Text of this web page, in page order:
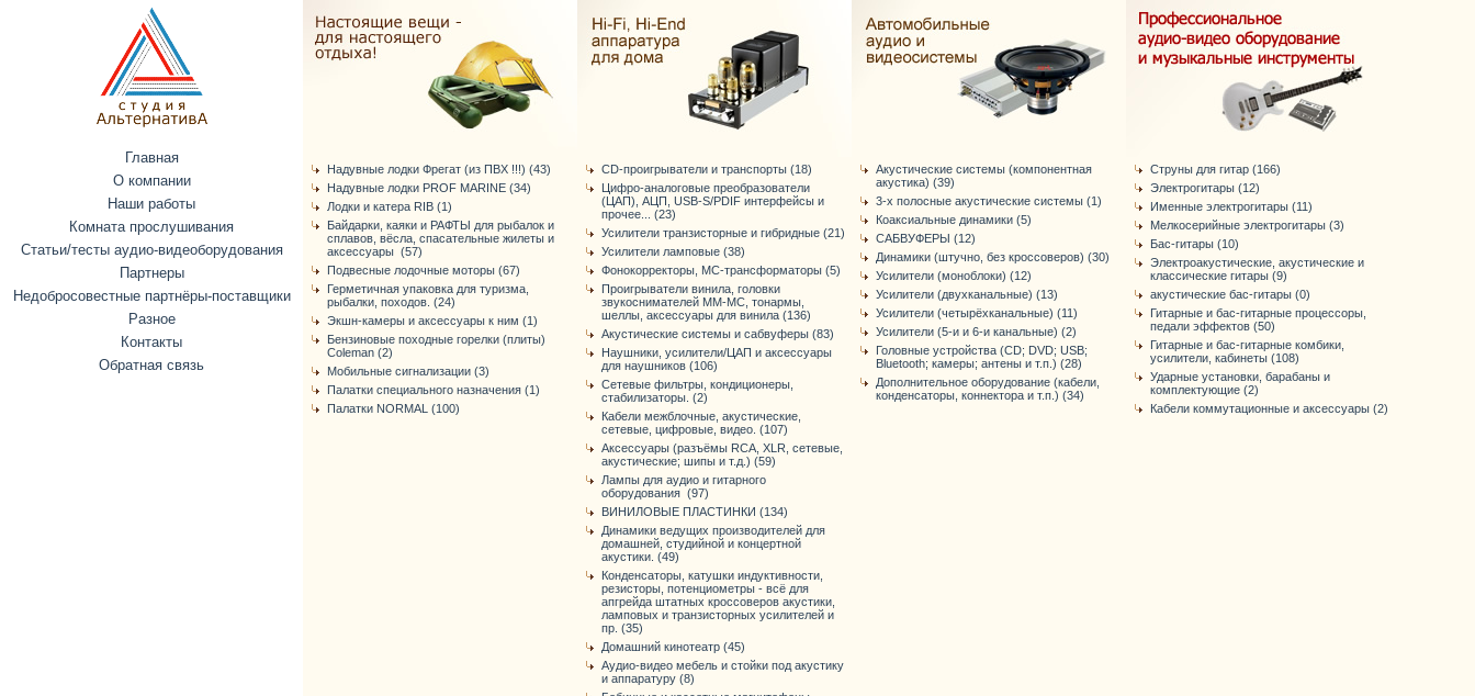
Главная
О компании
Наши работы
Комната прослушивания
Статьи/тесты аудио-видеоборудования
Партнеры
Недобросовестные партнёры-поставщики
Разное
Контакты
Обратная связь
Надувные лодки Фрегат (из ПВХ !!!) (43)
Надувные лодки PROF MARINE (34)
Лодки и катера RIB (1)
Байдарки, каяки и РАФТЫ для рыбалок и
сплавов, вёсла, спасательные жилеты и
аксессуары (57)
Подвесные лодочные моторы (67)
Герметичная упаковка для туризма,
рыбалки, походов. (24)
Экшн-камеры и аксессуары к ним (1)
Бензиновые походные горелки (плиты)
Coleman (2)
Мобильные сигнализации (3)
Палатки специального назначения (1)
Палатки NORMAL (100)
CD-проигрыватели и транспорты (18)
Цифро-аналоговые преобразователи
(ЦАП), АЦП, USB-S/PDIF интерфейсы и
прочее... (23)
Усилители транзисторные и гибридные (21)
Усилители ламповые (38)
Фонокорректоры, МС-трансформаторы (5)
Проигрыватели винила, головки
звукоснимателей ММ-МС, тонармы,
шеллы, аксессуары для винила (136)
Акустические системы и сабвуферы (83)
Наушники, усилители/ЦАП и аксессуары
для наушников (106)
Сетевые фильтры, кондиционеры,
стабилизаторы. (2)
Кабели межблочные, акустические,
сетевые, цифровые, видео. (107)
Аксессуары (разъёмы RCA, XLR, сетевые,
акустические; шипы и т.д.) (59)
Лампы для аудио и гитарного
оборудования (97)
ВИНИЛОВЫЕ ПЛАСТИНКИ (134)
Динамики ведущих производителей для
домашней, студийной и концертной
акустики. (49)
Конденсаторы, катушки индуктивности,
резисторы, потенциометры - всё для
апгрейда штатных кроссоверов акустики,
ламповых и транзисторных усилителей и
пр. (35)
Домашний кинотеатр (45)
Аудио-видео мебель и стойки под акустику
и аппаратуру (8)
Акустические системы (компонентная
акустика) (39)
3-х полосные акустические системы (1)
Коаксиальные динамики (5)
САБВУФЕРЫ (12)
Динамики (штучно, без кроссоверов) (30)
Усилители (моноблоки) (12)
Усилители (двухканальные) (13)
Усилители (четырёхканальные) (11)
Усилители (5-и и 6-и канальные) (2)
Головные устройства (CD; DVD; USB;
Bluetooth; камеры; антены и т.п.) (28)
Дополнительное оборудование (кабели,
конденсаторы, коннектора и т.п.) (34)
Струны для гитар (166)
Электрогитары (12)
Именные электрогитары (11)
Мелкосерийные электрогитары (3)
Бас-гитары (10)
Электроакустические, акустические и
классические гитары (9)
акустические бас-гитары (0)
Гитарные и бас-гитарные процессоры,
педали эффектов (50)
Гитарные и бас-гитарные комбики,
усилители, кабинеты (108)
Ударные установки, барабаны и
комплектующие (2)
Кабели коммутационные и аксессуары (2)